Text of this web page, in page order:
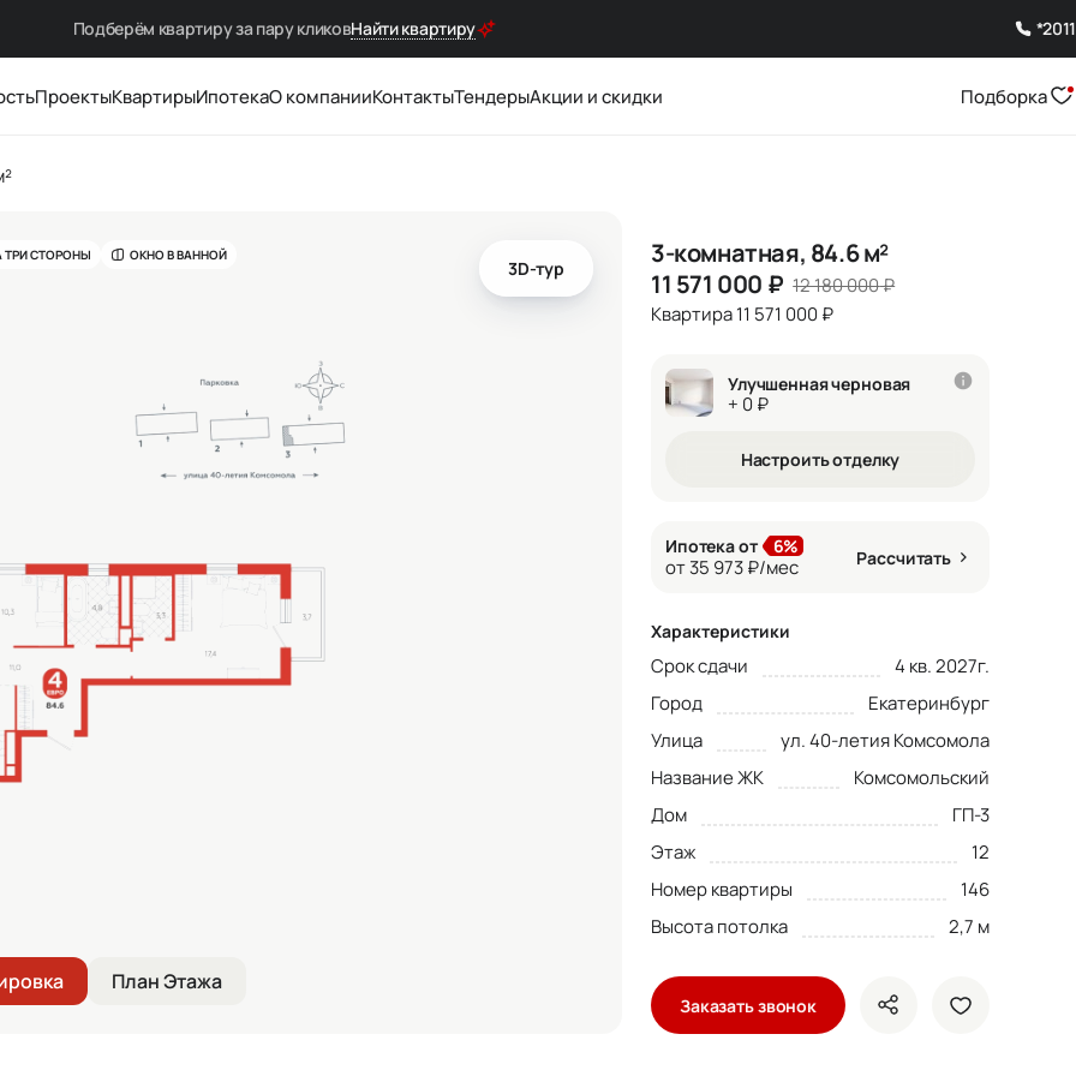
Подберём квартиру за пару кликовНайти квартиру *2011
ПроектыКвартирыИпотекаО компанииКонтактыТендерыАкции и скидки Подборка
ТРИ СТОРОНЫ ОКНО В ВАННОЙ
План Этажа
3D-тур
3-комнатная, 84.6 м²
11 571 000 ₽ 12 180 000₽
Квартира 11 571 000 ₽
Улучшенная черновая
+ 0 ₽
Настроить отделку
Ипотека от 6%
от 35 973 ₽/мес Рассчитать
Характеристики
Срок сдачи
4 кв. 2027г.
Город
Екатеринбург
Улица
ул. 40-летия Комсомола
Название ЖК
Комсомольский
Дом
ГП-3
Этаж
12
Номер квартиры
146
Высота потолка
2,7 м
Заказать звонок показать кнопки
добавить в